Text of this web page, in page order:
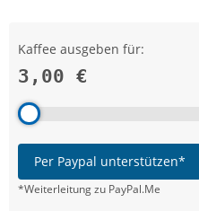
Kaffee ausgeben für:
3,00 €
Per Paypal unterstützen*
*Weiterleitung zu PayPal.Me